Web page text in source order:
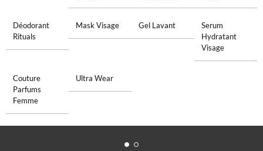
Déodorant
Rituals
Mask Visage Gel Lavant
Serum
Hydratant
Visage
Couture
Parfums
Femme
Ultra Wear